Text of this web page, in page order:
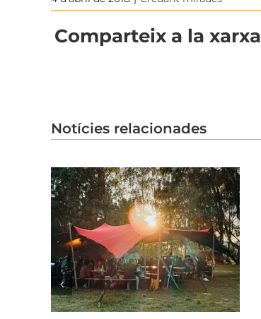
Comparteix a la xarxa
Notícies relacionades